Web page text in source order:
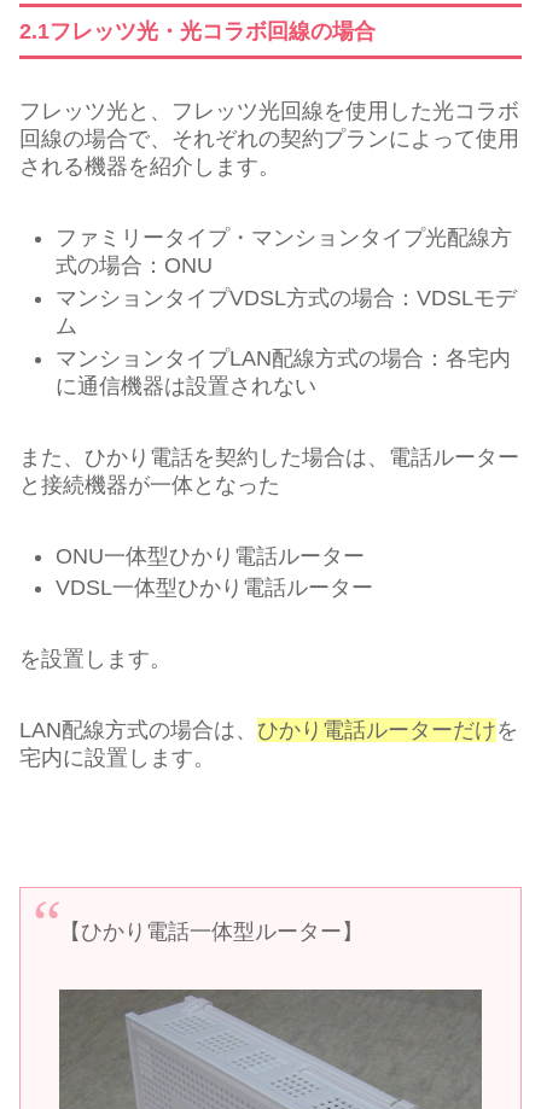
2.1フレッツ光・光コラボ回線の場合
フレッツ光と、フレッツ光回線を使用した光コラボ
回線の場合で、それぞれの契約プランによって使用
される機器を紹介します。
ファミリータイプ・マンションタイプ光配線方
式の場合：ONU
マンションタイプVDSL方式の場合：VDSLモデ
ム
マンションタイプLAN配線方式の場合：各宅内
に通信機器は設置されない
また、ひかり電話を契約した場合は、電話ルーター
と接続機器が一体となった
ONU一体型ひかり電話ルーター
VDSL一体型ひかり電話ルーター
を設置します。
LAN配線方式の場合は、 ひかり電話ルーターだけを
宅内に設置します。
【ひかり電話一体型ルーター】